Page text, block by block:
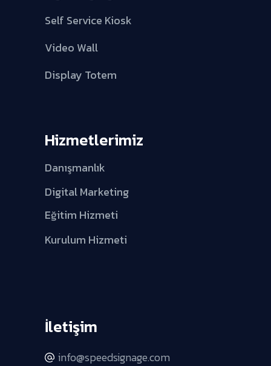
Self Service Kiosk
Video Wall
Display Totem
Hizmetlerimiz
Danışmanlık
Digital Marketing
Eğitim Hizmeti
Kurulum Hizmeti
İletişim
info@speedsignage.com